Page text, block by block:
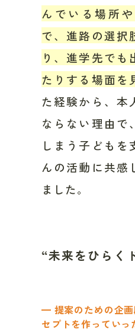
んでいる場所
で、進路の選択
り、進学先でも
たりする場面を
た経験から、本
ならない理由で
しまう子どもを
んの活動に共感
ました。
“未来をひらく
━ 提案のための企
セプトを作っていっ